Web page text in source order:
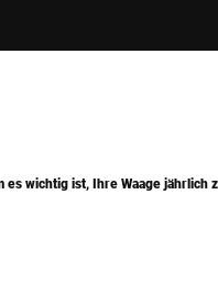
es wichtig ist, Ihre Waage jährlich